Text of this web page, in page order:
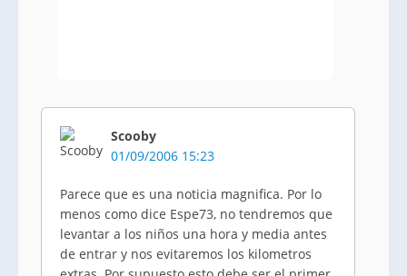
Scooby
01/09/2006 15:23
Parece que es una noticia magnifica. Por lo
menos como dice Espe73, no tendremos que
levantar a los niños una hora y media antes
de entrar y nos evitaremos los kilometros